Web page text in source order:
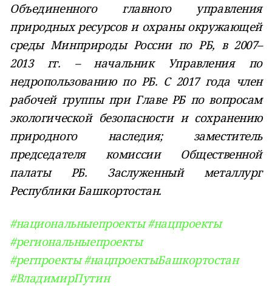
Объединенного главного управления
природных ресурсов и охраны окружающей
среды Минприроды России по РБ, в 2007–
2013 гг. – начальник Управления по
недропользованию по РБ. С 2017 года член
рабочей группы при Главе РБ по вопросам
экологической безопасности и сохранению
природного наследия; заместитель
председателя комиссии Общественной
палаты РБ.
Заслуженный металлург
Республики Башкортостан.
#национальныепроекты #нацпроекты
#региональныепроекты
#регпроекты #нацпроектыБашкортостан
#ВладимирПутин